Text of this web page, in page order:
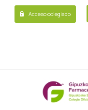
Acceso colegiado